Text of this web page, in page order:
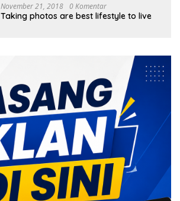
November 21, 2018 0 Komentar
Taking photos are best lifestyle to live